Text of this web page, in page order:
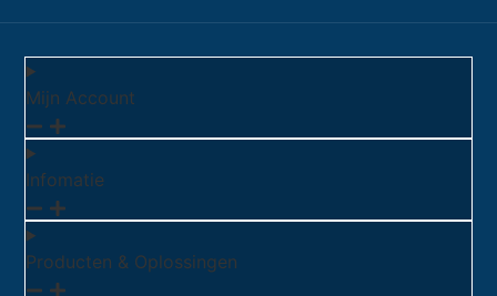
Mijn Account
Infomatie
Producten & Oplossingen